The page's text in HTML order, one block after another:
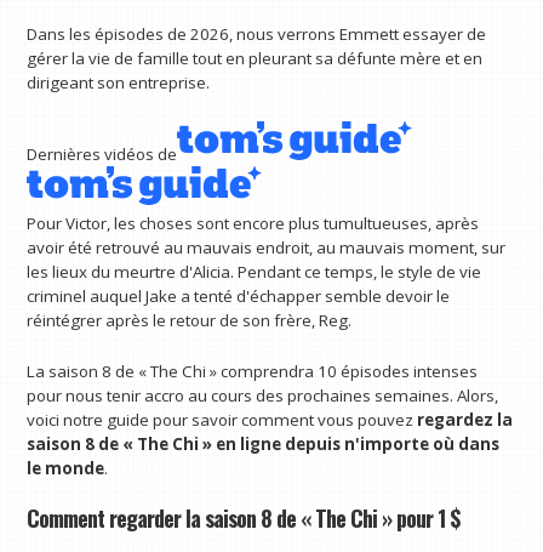
Dans les épisodes de 2026, nous verrons Emmett essayer de
gérer la vie de famille tout en pleurant sa défunte mère et en
dirigeant son entreprise.
Dernières vidéos de
Pour Victor, les choses sont encore plus tumultueuses, après
avoir été retrouvé au mauvais endroit, au mauvais moment, sur
les lieux du meurtre d'Alicia. Pendant ce temps, le style de vie
criminel auquel Jake a tenté d'échapper semble devoir le
réintégrer après le retour de son frère, Reg.
La saison 8 de « The Chi » comprendra 10 épisodes intenses
pour nous tenir accro au cours des prochaines semaines. Alors,
voici notre guide pour savoir comment vous pouvez regardez la
saison 8 de « The Chi » en ligne depuis n'importe où dans
le monde.
Comment regarder la saison 8 de « The Chi » pour 1 $